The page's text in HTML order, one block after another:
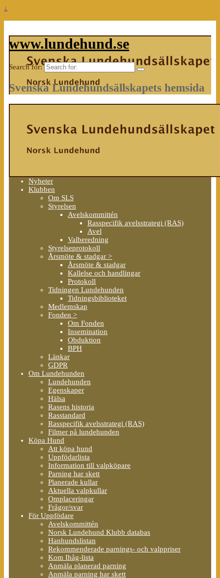
↓
www.lundehund.se
Search for:
Svenska Lundehundsällskapets hemsida
Nyheter
Klubben
Om SLS
Styrelsen
Avelskommittén
Rasspecifik avelsstrategi (RAS)
Avel
Valberedning
Styrelseprotokoll
Årsmöte & stadgar >
Årsmöte & stadgar
Kallelse och handlingar
Protokoll
Tidningen Lundehunden
Tidningsbiblioteket
Medlemskap
Fonden >
Om Fonden
Insemination
Obduktion
BPH
Länkar
GDPR
Om Lundehunden
Lundehunden
Egenskaper
Hälsa
Rasens historia
Rasstandard
Rasspecifik avelsstrategi (RAS)
Filmer på lundehunden
Köpa Hund
Att köpa hund
Uppfödarlista
Information till valpköpare
Parning har skett
Planerade kullar
Aktuella valpkullar
Omplaceringar
Frågor/svar
För Uppfödare
Avelskommittén
Norsk Lundehund Klubb databas
Hanhundslistan
Rekommenderade parnings- och valppriser
Kom Ihåg-lista
Anmäla planerad parning
Anmäla parning har skett